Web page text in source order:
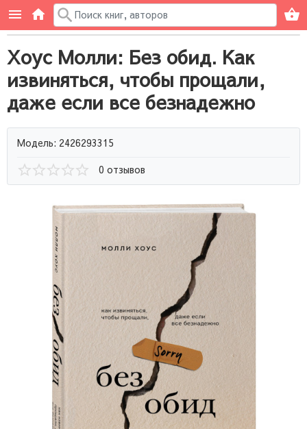
Хоус Молли: Без обид. Как
извиняться, чтобы прощали,
даже если все безнадежно
Модель: 2426293315
0 отзывов